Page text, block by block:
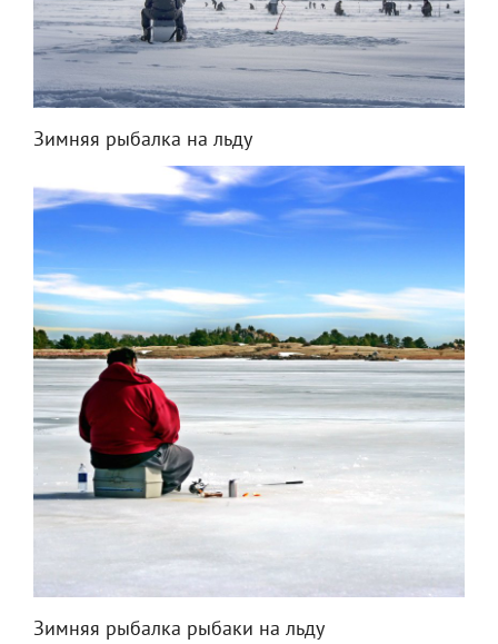
Зимняя рыбалка на льду
Зимняя рыбалка рыбаки на льду